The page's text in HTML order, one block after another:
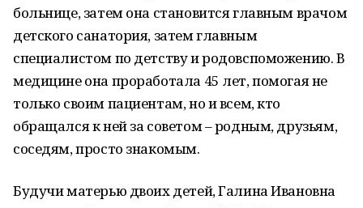
больнице, затем она становится главным врачом
детского санатория, затем главным
специалистом по детству и родовспоможению. В
медицине она проработала 45 лет, помогая не
только своим пациентам, но и всем, кто
обращался к ней за советом – родным, друзьям,
соседям, просто знакомым.
Будучи матерью двоих детей, Галина Ивановна